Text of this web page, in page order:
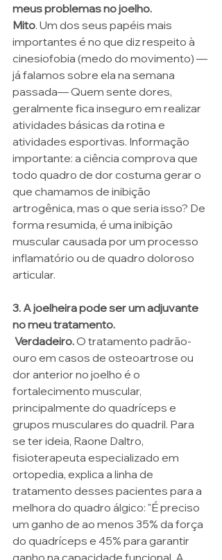
meus problemas no joelho.
Mito. Um dos seus papéis mais
importantes é no que diz respeito à
cinesiofobia (medo do movimento) —
já falamos sobre ela na semana
passada— Quem sente dores,
geralmente fica inseguro em realizar
atividades básicas da rotina e
atividades esportivas. Informação
importante: a ciência comprova que
todo quadro de dor costuma gerar o
que chamamos de inibição
artrogênica, mas o que seria isso? De
forma resumida, é uma inibição
muscular causada por um processo
inflamatório ou de quadro doloroso
articular.
3. A joelheira pode ser um adjuvante
no meu tratamento.
Verdadeiro. O tratamento padrão-
ouro em casos de osteoartrose ou
dor anterior no joelho é o
fortalecimento muscular,
principalmente do quadríceps e
grupos musculares do quadril. Para
se ter ideia, Raone Daltro,
fisioterapeuta especializado em
ortopedia, explica a linha de
tratamento desses pacientes para a
melhora do quadro álgico: "É preciso
um ganho de ao menos 35% da força
do quadríceps e 45% para garantir
ganho na capacidade funcional. A